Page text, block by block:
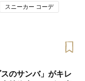
スニーカー コーデ
スのサンバ」がキレ